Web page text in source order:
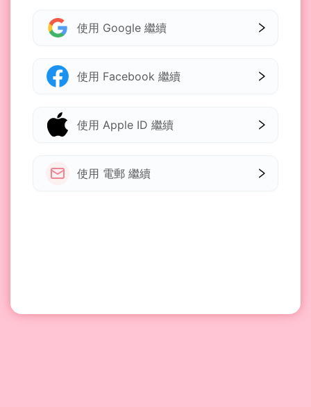
使用 Google 繼續
使用 Facebook 繼續
使用 Apple ID 繼續
使用 電郵 繼續